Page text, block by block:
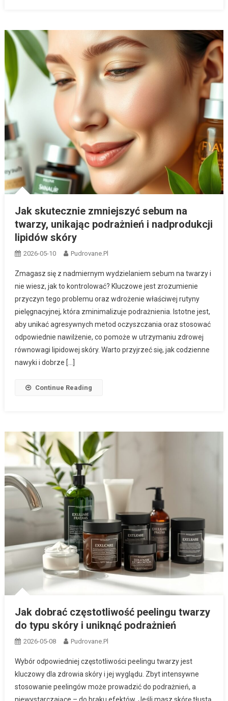
Jak skutecznie zmniejszyć sebum na
twarzy, unikając podrażnień i nadprodukcji
lipidów skóry
2026-05-10 Pudrovane.pl
Zmagasz się z nadmiernym wydzielaniem sebum na twarzy i
nie wiesz, jak to kontrolować? Kluczowe jest zrozumienie
przyczyn tego problemu oraz wdrożenie właściwej rutyny
pielęgnacyjnej, która zminimalizuje podrażnienia. Istotne jest,
aby unikać agresywnych metod oczyszczania oraz stosować
odpowiednie nawilżenie, co pomoże w utrzymaniu zdrowej
równowagi lipidowej skóry. Warto przyjrzeć się, jak codzienne
nawyki i dobrze […]
Continue Reading
Jak dobrać częstotliwość peelingu twarzy
do typu skóry i uniknąć podrażnień
2026-05-08 Pudrovane.pl
Wybór odpowiedniej częstotliwości peelingu twarzy jest
kluczowy dla zdrowia skóry i jej wyglądu. Zbyt intensywne
stosowanie peelingów może prowadzić do podrażnień, a